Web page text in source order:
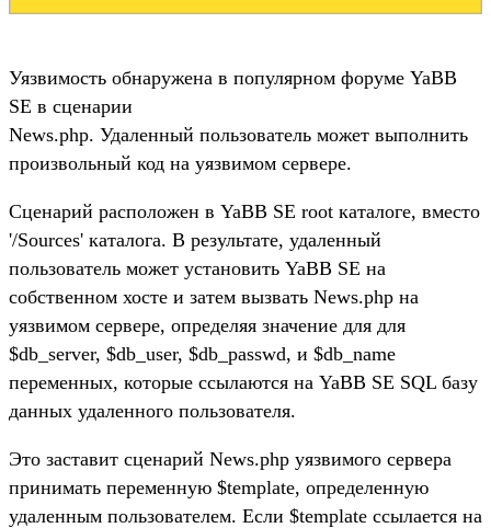
Уязвимость обнаружена в популярном форуме YaBB
SE в сценарии
News.php. Удаленный пользователь может выполнить
произвольный код на уязвимом сервере.
Сценарий расположен в YaBB SE root каталоге, вместо
'/Sources' каталога. В результате, удаленный
пользователь может установить YaBB SE на
собственном хосте и затем вызвать News.php на
уязвимом сервере, определяя значение для для
$db_server, $db_user, $db_passwd, и $db_name
переменных, которые ссылаются на YaBB SE SQL базу
данных удаленного пользователя.
Это заставит сценарий News.php уязвимого сервера
принимать переменную $template, определенную
удаленным пользователем. Если $template ссылается на